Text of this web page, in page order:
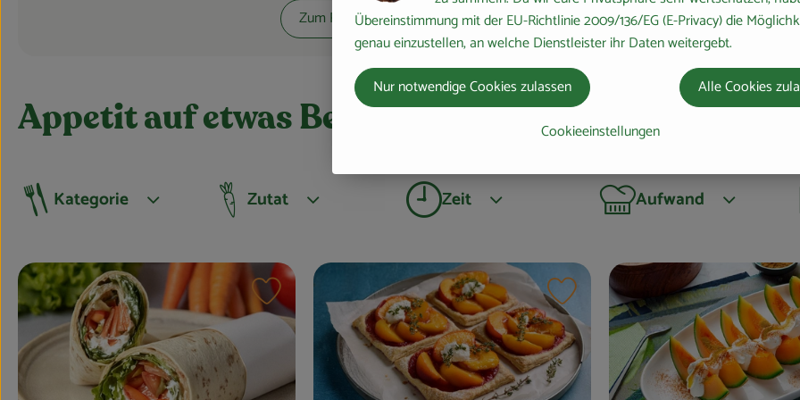
Zum Rezept
Appetit auf etwas Bestimmtes?
Kategorie
Salate & Bowls
Burger & Sandwiches
Meal Prep
Fingerfood & Snacks
Suppen & Eintöpfe
Pizza & Pasta
Zutat
Artischocken
Auberginen
Avocados
Blattspinat
Blumenkohl, Romanesco
Zeit
max. 30 Minuten
max. 1 Stunde
max. 2 Stunden
Aufwand
mittel
schwer
Rezept zu Favouriten hinzufügen Rezept zu Favouriten hinzufügen
Übereinstimmung mit der EU-Richtlinie 2009/136/EG (E-Privacy) die
genau einzustellen, an welche Dienstleister ihr Daten weitergebt.
Cookieeinstellungen
Nur notwendige Cookies zulassen Alle Cookies